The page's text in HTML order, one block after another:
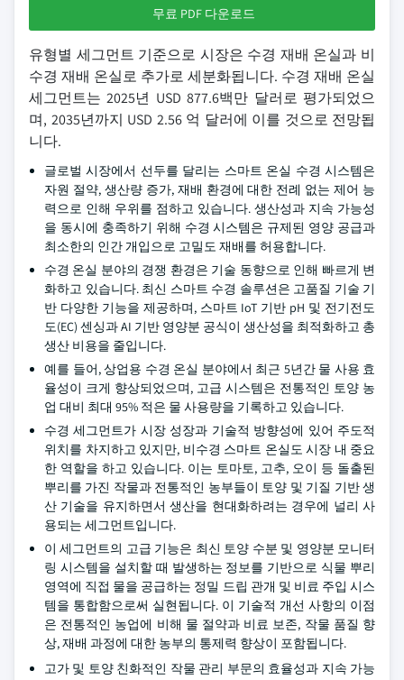
무료 PDF 다운로드
유형별 세그먼트 기준으로 시장은 수경 재배 온실과 비
수경 재배 온실로 추가로 세분화됩니다. 수경 재배 온실
세그먼트는 2025년 USD 877.6백만 달러로 평가되었으
며, 2035년까지 USD 2.56 억 달러에 이를 것으로 전망됩
니다.
글로벌 시장에서 선두를 달리는 스마트 온실 수경 시스템은
자원 절약, 생산량 증가, 재배 환경에 대한 전례 없는 제어 능
력으로 인해 우위를 점하고 있습니다. 생산성과 지속 가능성
을 동시에 충족하기 위해 수경 시스템은 규제된 영양 공급과
최소한의 인간 개입으로 고밀도 재배를 허용합니다.
수경 온실 분야의 경쟁 환경은 기술 동향으로 인해 빠르게 변
화하고 있습니다. 최신 스마트 수경 솔루션은 고품질 기술 기
반 다양한 기능을 제공하며, 스마트 IoT 기반 pH 및 전기전도
도(EC) 센싱과 AI 기반 영양분 공식이 생산성을 최적화하고 총
생산 비용을 줄입니다.
예를 들어, 상업용 수경 온실 분야에서 최근 5년간 물 사용 효
율성이 크게 향상되었으며, 고급 시스템은 전통적인 토양 농
업 대비 최대 95% 적은 물 사용량을 기록하고 있습니다.
수경 세그먼트가 시장 성장과 기술적 방향성에 있어 주도적
위치를 차지하고 있지만, 비수경 스마트 온실도 시장 내 중요
한 역할을 하고 있습니다. 이는 토마토, 고추, 오이 등 돌출된
뿌리를 가진 작물과 전통적인 농부들이 토양 및 기질 기반 생
산 기술을 유지하면서 생산을 현대화하려는 경우에 널리 사
용되는 세그먼트입니다.
이 세그먼트의 고급 기능은 최신 토양 수분 및 영양분 모니터
링 시스템을 설치할 때 발생하는 정보를 기반으로 식물 뿌리
영역에 직접 물을 공급하는 정밀 드립 관개 및 비료 주입 시스
템을 통합함으로써 실현됩니다. 이 기술적 개선 사항의 이점
은 전통적인 농업에 비해 물 절약과 비료 보존, 작물 품질 향
상, 재배 과정에 대한 농부의 통제력 향상이 포함됩니다.
고가 및 토양 친화적인 작물 관리 부문의 효율성과 지속 가능